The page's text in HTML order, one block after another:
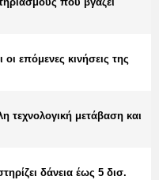
επόμενες κινήσεις της
τεχνολογική μετάβαση και
δάνεια έως 5 δισ.